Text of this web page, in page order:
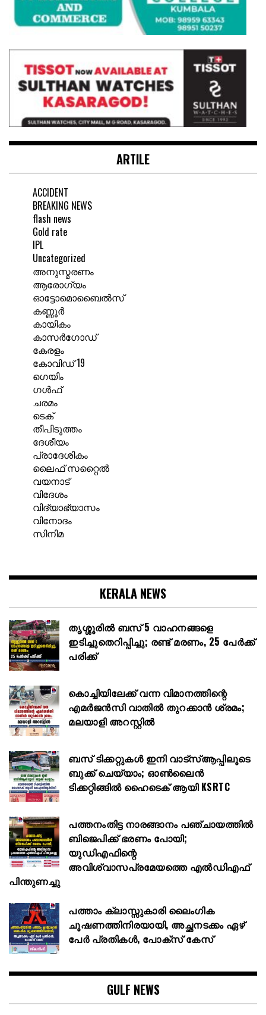
ARTILE
ACCIDENT
BREAKING NEWS
flash news
Gold rate
IPL
Uncategorized
അനുസ്മരണം
ആരോഗ്യം
ഓട്ടോമൊബൈൽസ്
കണ്ണൂർ
കായികം
കാസർഗോഡ്
കേരളം
കോവിഡ് 19
ഗെയിം
ഗൾഫ്
ചരമം
ടെക്
തീപിടുത്തം
ദേശീയം
പ്രാദേശികം
ലൈഫ് സറ്റൈൽ
വയനാട്
വിദേശം
വിദ്യാഭ്യാസം
വിനോദം
സിനിമ
KERALA NEWS
തൃശ്ശൂരിൽ ബസ് 5 വാഹനങ്ങളെ
ഇടിച്ചുതെറിപ്പിച്ചു; രണ്ട് മരണം, 25 പേർക്ക്
പരിക്ക്
കൊച്ചിയിലേക്ക് വന്ന വിമാനത്തിന്റെ
എമർജൻസി വാതിൽ തുറക്കാൻ ശ്രമം;
മലയാളി അറസ്റ്റിൽ
ബസ് ടിക്കറ്റുകൾ ഇനി വാട്‌സ്ആപ്പിലൂടെ
ബുക്ക് ചെയ്യാം; ഓൺലൈൻ
ടിക്കറ്റിങ്ങിൽ ഹൈടെക് ആയി KSRTC
പത്തനംതിട്ട നാരങ്ങാനം പഞ്ചായത്തിൽ
ബിജെപിക്ക് ഭരണം പോയി;
യുഡിഎഫിന്റെ
അവിശ്വാസപ്രമേയത്തെ എൽഡിഎഫ്
പിന്തുണച്ചു
പത്താം ക്ലാസ്സുകാരി ലൈംഗിക
ചൂഷണത്തിനിരയായി, അച്ഛനടക്കം ഏഴ്
പേർ പ്രതികൾ, പോക്സ് കേസ്
GULF NEWS